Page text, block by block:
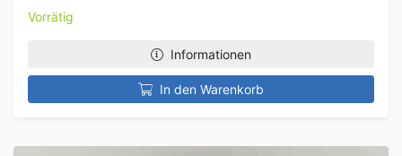
Vorrätig
Informationen
In den Warenkorb